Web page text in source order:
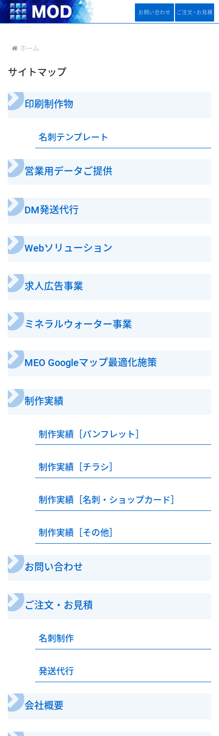
お問い合わせ ご注文 ・ お見積
ホーム
サイトマップ
印刷制作物
名刺テンプレート
営業用データご提供
DM発送代行
Webソリューション
求人広告事業
ミネラルウォーター事業
MEO Googleマップ最適化施策
制作実績
制作実績［パンフレット］
制作実績［チラシ］
制作実績［名刺・ショップカード］
制作実績［その他］
お問い合わせ
ご注文・お見積
名刺制作
発送代行
会社概要